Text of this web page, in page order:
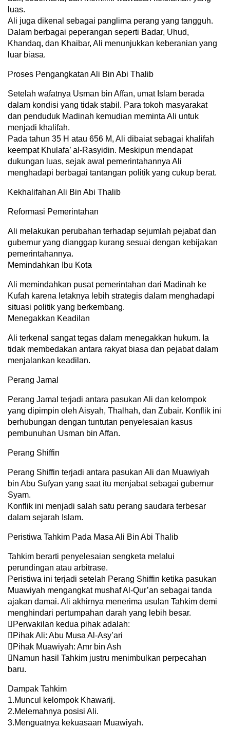
luas.
Ali juga dikenal sebagai panglima perang yang tangguh.
Dalam berbagai peperangan seperti Badar, Uhud,
Khandaq, dan Khaibar, Ali menunjukkan keberanian yang
luar biasa.
Proses Pengangkatan Ali Bin Abi Thalib
Setelah wafatnya Usman bin Affan, umat Islam berada
dalam kondisi yang tidak stabil. Para tokoh masyarakat
dan penduduk Madinah kemudian meminta Ali untuk
menjadi khalifah.
Pada tahun 35 H atau 656 M, Ali dibaiat sebagai khalifah
keempat Khulafa’ al-Rasyidin. Meskipun mendapat
dukungan luas, sejak awal pemerintahannya Ali
menghadapi berbagai tantangan politik yang cukup berat.
Kekhalifahan Ali Bin Abi Thalib
Reformasi Pemerintahan
Ali melakukan perubahan terhadap sejumlah pejabat dan
gubernur yang dianggap kurang sesuai dengan kebijakan
pemerintahannya.
Memindahkan Ibu Kota
Ali memindahkan pusat pemerintahan dari Madinah ke
Kufah karena letaknya lebih strategis dalam menghadapi
situasi politik yang berkembang.
Menegakkan Keadilan
Ali terkenal sangat tegas dalam menegakkan hukum. Ia
tidak membedakan antara rakyat biasa dan pejabat dalam
menjalankan keadilan.
Perang Jamal
Perang Jamal terjadi antara pasukan Ali dan kelompok
yang dipimpin oleh Aisyah, Thalhah, dan Zubair. Konflik ini
berhubungan dengan tuntutan penyelesaian kasus
pembunuhan Usman bin Affan.
Perang Shiffin
Perang Shiffin terjadi antara pasukan Ali dan Muawiyah
bin Abu Sufyan yang saat itu menjabat sebagai gubernur
Syam.
Konflik ini menjadi salah satu perang saudara terbesar
dalam sejarah Islam.
Peristiwa Tahkim Pada Masa Ali Bin Abi Thalib
Tahkim berarti penyelesaian sengketa melalui
perundingan atau arbitrase.
Peristiwa ini terjadi setelah Perang Shiffin ketika pasukan
Muawiyah mengangkat mushaf Al-Qur’an sebagai tanda
ajakan damai. Ali akhirnya menerima usulan Tahkim demi
menghindari pertumpahan darah yang lebih besar.
Perwakilan kedua pihak adalah:
Pihak Ali: Abu Musa Al-Asy’ari
Pihak Muawiyah: Amr bin Ash
Namun hasil Tahkim justru menimbulkan perpecahan
baru.
Dampak Tahkim
1.Muncul kelompok Khawarij.
2.Melemahnya posisi Ali.
3.Menguatnya kekuasaan Muawiyah.